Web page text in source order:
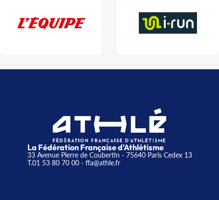
La Fédération Française d'Athlétisme
33 Avenue Pierre de Coubertin - 75640 Paris Cedex 13
T.01 53 80 70 00- ffa@athle.fr